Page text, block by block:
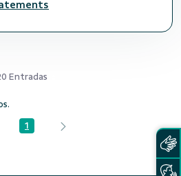
Entradas
Página
1